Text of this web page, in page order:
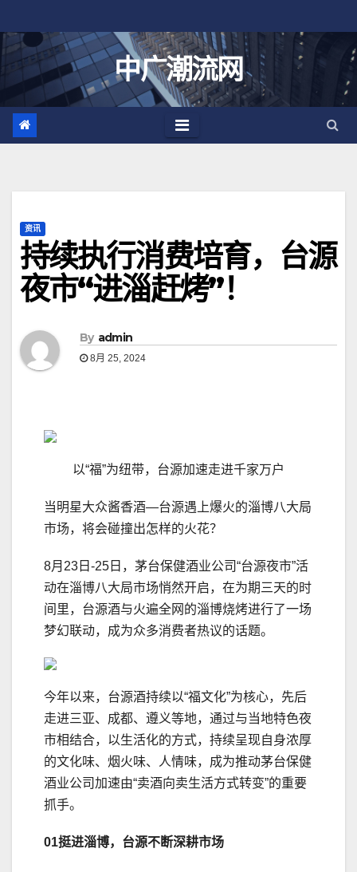
至
中广潮流网
资讯
持续执行消费培育，台源
夜市“进淄赶烤”！
By admin
8月 25, 2024
以“福”为纽带，台源加速走进千家万户
当明星大众酱香酒—台源遇上爆火的淄博八大局
市场，将会碰撞出怎样的火花？
8月23日-25日，茅台保健酒业公司“台源夜市”活
动在淄博八大局市场悄然开启，在为期三天的时
间里，台源酒与火遍全网的淄博烧烤进行了一场
梦幻联动，成为众多消费者热议的话题。
今年以来，台源酒持续以“福文化”为核心，先后
走进三亚、成都、遵义等地，通过与当地特色夜
市相结合，以生活化的方式，持续呈现自身浓厚
的文化味、烟火味、人情味，成为推动茅台保健
酒业公司加速由“卖酒向卖生活方式转变”的重要
抓手。
01挺进淄博，台源不断深耕市场